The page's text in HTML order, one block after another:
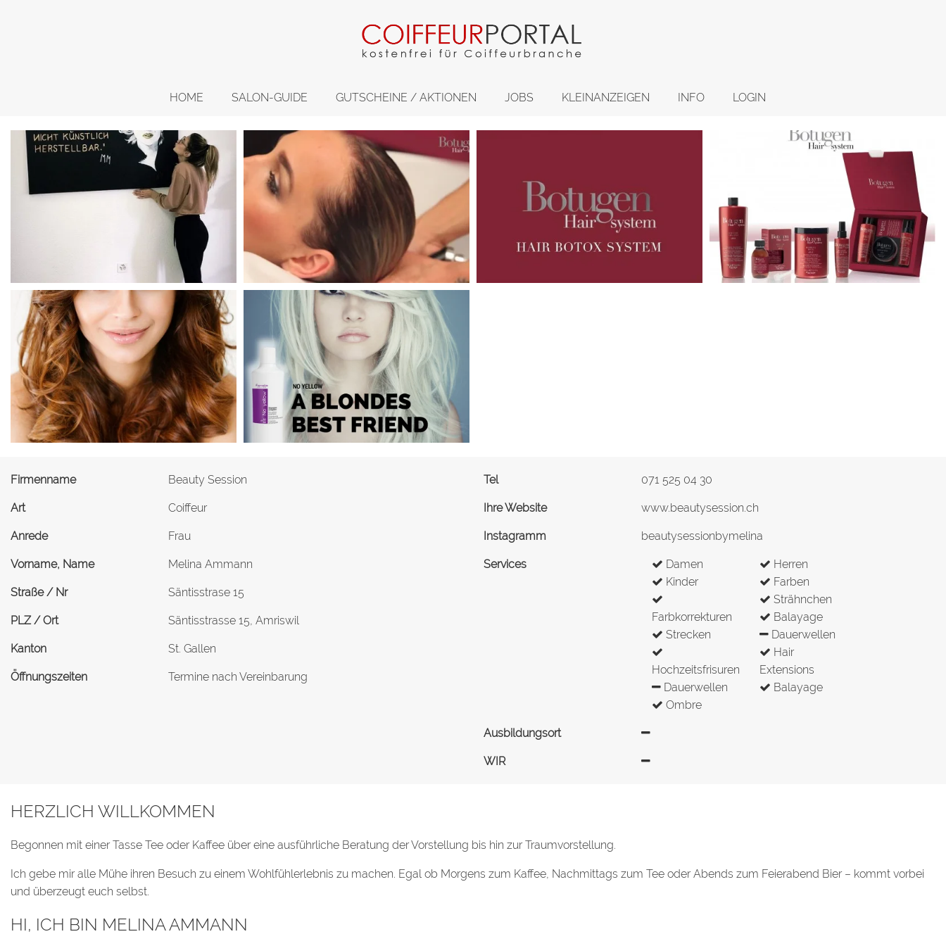
HOME SALON-GUIDE GUTSCHEINE / AKTIONEN JOBS KLEINANZEIGEN INFO LOGIN
Firmenname Beauty Session
Art Coiffeur
Anrede Frau
Vorname, Name Melina Ammann
Straße / Nr Säntisstrase 15
PLZ / Ort Säntisstrasse 15, Amriswil
Kanton St. Gallen
Öffnungszeiten Termine nach Vereinbarung
Tel 071 525 04 30
Ihre Website www.beautysession.ch
Instagramm beautysessionbymelina
Services Damen
Herren
Kinder
Farben
Farbkorrekturen
Strähnchen
Balayage
Strecken
Dauerwellen
Hochzeitsfrisuren
Hair
Extensions
Dauerwellen
Balayage
Ombre
Ausbildungsort
WIR
HERZLICH WILLKOMMEN
Begonnen mit einer Tasse Tee oder Kaffee über eine ausführliche Beratung der Vorstellung bis hin zur Traumvorstellung.
Ich gebe mir alle Mühe ihren Besuch zu einem Wohlfühlerlebnis zu machen. Egal ob Morgens zum Kaffee, Nachmittags zum Tee oder Abends zum Feierabend Bier – kommt vorbei
und überzeugt euch selbst.
HI, ICH BIN MELINA AMMANN